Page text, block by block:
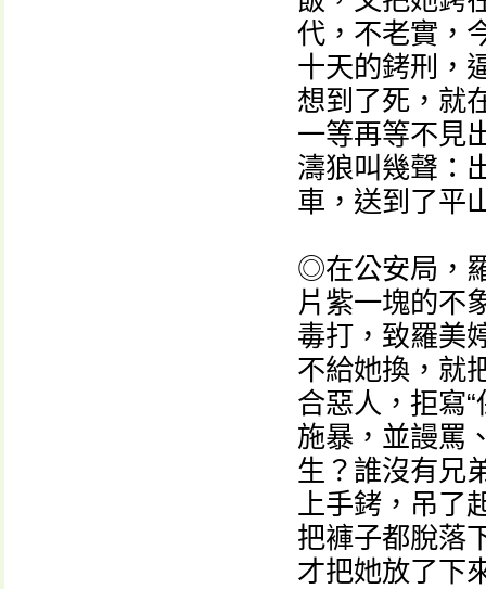
代，不老實，
十天的銬刑，
想到了死，就
一等再等不見
濤狼叫幾聲：
車，送到了平
◎在公安局，
片紫一塊的不
毒打，致羅美
不給她換，就
合惡人，拒寫
施暴，並謾罵
生？誰沒有兄
上手銬，吊了
把褲子都脫落
才把她放了下